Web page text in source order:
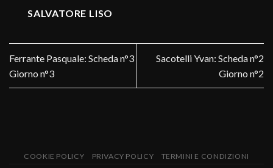
SALVATORE LISO
Ferrante Pasquale: Scheda n°3
Giorno n°3
Sacotelli Yvan: Scheda n°2
Giorno n°2
COOKIE POLICY PRIVACY POLICY TERMINI E CONDIZIONI